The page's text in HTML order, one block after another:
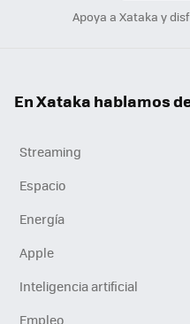
Apoya a Xataka y
En Xataka hablamos
Streaming
Espacio
Energía
Apple
Inteligencia artificial
Empleo